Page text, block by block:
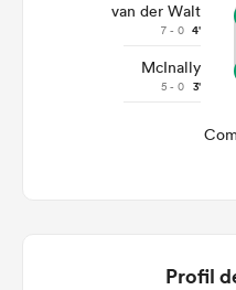
van der Walt
7 - 0 4'
McInally
5 - 0 3'
Profil